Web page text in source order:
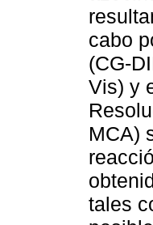
cabo
(CG-
Vis) y
MCA)
tales